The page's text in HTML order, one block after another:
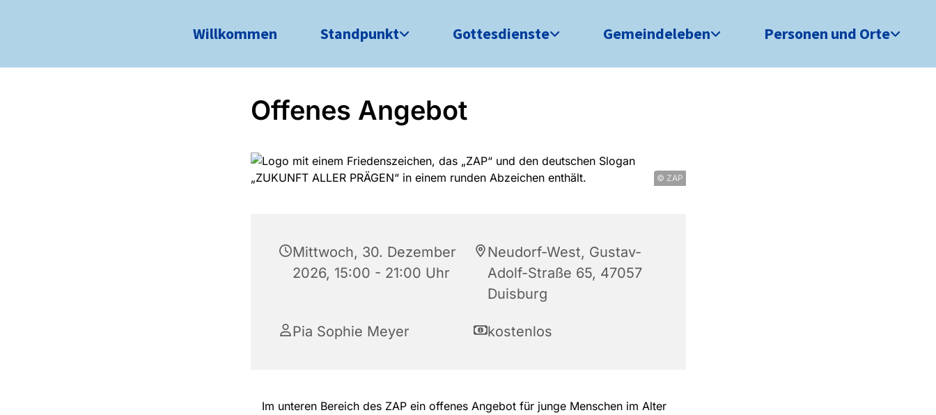
Willkommen Standpunkt Gottesdienste Gemeindeleben Personen und Orte
Offenes Angebot
© ZAP
Mittwoch, 30. Dezember
2026, 15:00 - 21:00 Uhr
Neudorf-West, Gustav-
Adolf-Straße 65, 47057
Duisburg
Pia Sophie Meyer kostenlos
Im unteren Bereich des ZAP ein offenes Angebot für junge Menschen im Alter